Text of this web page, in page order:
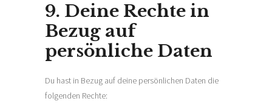
9. Deine Rechte in
Bezug auf
persönliche Daten
Du hast in Bezug auf deine persönlichen Daten die
folgenden Rechte: